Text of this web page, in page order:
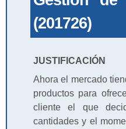
(201726)
JUSTIFICACIÓN
Ahora el mercado
productos para
cliente el que
cantidades y el